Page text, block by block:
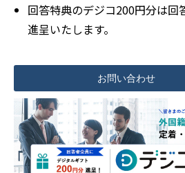
回答特典のデジコ200円分は回
進呈いたします。
お問い合わせ